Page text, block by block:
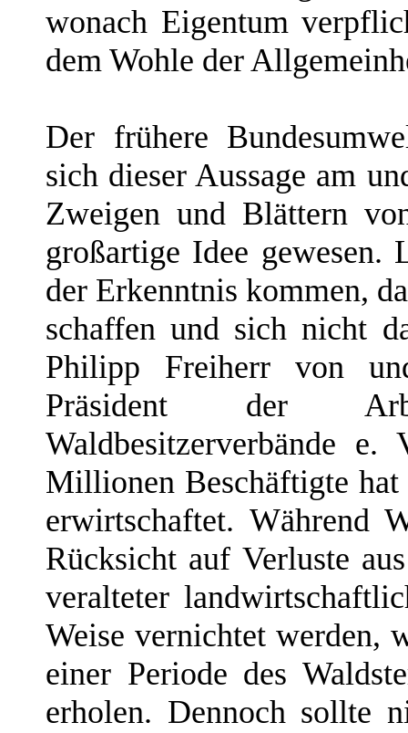
wonach Eigentum
dem Wohle der
Der frühere
sich dieser Aussage am
Zweigen und Blättern
großartige Idee gewesen.
der Erkenntnis kommen,
schaffen und sich nicht
Philipp Freiherr von
Präsident der
Waldbesitzerverbände
Millionen Beschäftigte
erwirtschaftet. Während
Rücksicht auf Verluste
veralteter
Weise vernichtet werden,
einer Periode des
erholen. Dennoch sollte